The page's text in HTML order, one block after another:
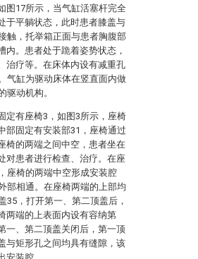
图17所示，当气缸活塞杆完全
于平躺状态，此时患者膝盖与
触，托举箱正面与患者胸腹部
内。患者处于跪着姿势状态，
治疗等。在床体内设有减重孔
气缸为驱动床体在竖直面内做
驱动机构。
定有座椅3，如图3所示，座椅
部固定有安装部31，座椅通过
椅的两端之间中空，患者坐在
对患者进行检查、治疗。在座
座椅的两端中空形成安装腔
部相通。在座椅两端的上部均
35，打开第一、第二顶盖后，
两端的上表面内设有容纳第
一、第二顶盖关闭后，第一顶
与矩形孔之间均具有缝隙，该